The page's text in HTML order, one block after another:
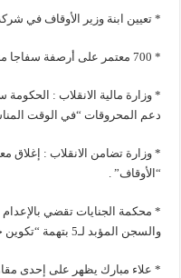
* تعيين ابنة وزير الأوقاف في شركة
* 700 معتمر على أرصفة سفاجا منعتهم السلطات من الدخول للميناء .
* وزارة مالية الانقلاب :
دعم المحروقات “في الوقت
* وزارة تضامن الانقلاب : إغلاق
“الأوقاف” .
* محكمة الجنايات تقضي بالإعدام
والسجن المؤبد لـ5 بتهمة “تكوين خلية إرهابية” .
* علاء مبارك يظهر على إحدى